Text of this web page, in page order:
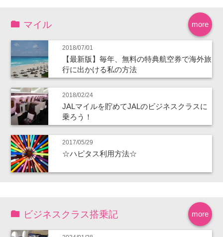
more
マイル
2018/07/01
【最新版】毎年、無料の特典航空券で海外旅
行に出かける私の方法
2018/02/24
JALマイルを貯めてJALのビジネスクラスに
乗ろう！
2017/05/29
☆ハピタス利用方法☆
more
ビジネスクラス搭乗記